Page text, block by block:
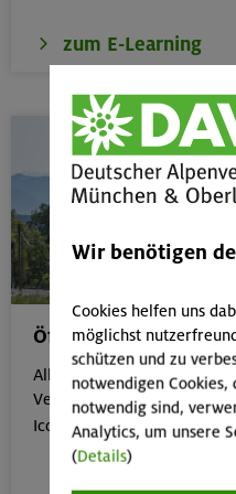
zum E-Learning
Öffentliche Anreise
Alle Veranstaltungen, die
Verkehrsmitteln erreichbar
Icon:

Wir benötigen
Cookies helfen uns
möglichst
schützen und zu
notwendigen
notwendig sind,
Analytics, um unsere
(Details)